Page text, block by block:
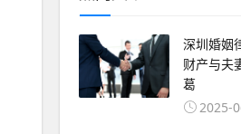
深圳婚姻
财产与夫
葛
2025-